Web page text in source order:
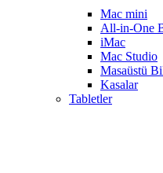
Mac mini
All-in-One
iMac
Mac Studio
Masaüstü
Kasalar
Tabletler